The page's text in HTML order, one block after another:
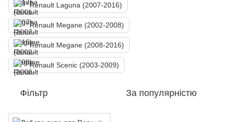
Renault Laguna (2007-2016)
Renault Megane (2002-2008)
Renault Megane (2008-2016)
Renault Scenic (2003-2009)
Фільтр За популярністю